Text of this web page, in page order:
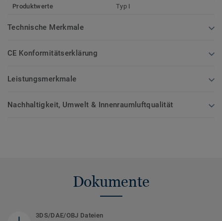
Produktwerte Typ I
Technische Merkmale
CE Konformitätserklärung
Leistungsmerkmale
Nachhaltigkeit, Umwelt & Innenraumluftqualität
Dokumente
3DS/DAE/OBJ Dateien